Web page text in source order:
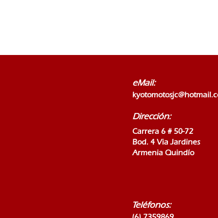
eMail:
Dirección:
Carrera 6 # 50-72
Bod. 4 Via Jardines
Armenia Quindío
Teléfonos: